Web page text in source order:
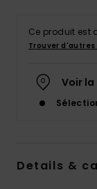
Ce produit est
Trouver
Voir
Details &